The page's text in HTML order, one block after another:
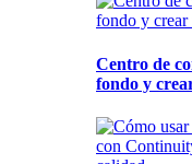
Centro de
fondo y